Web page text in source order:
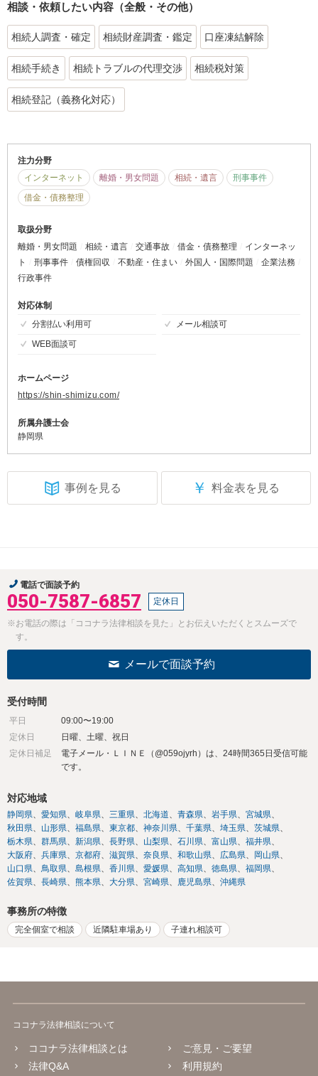
相談・依頼したい内容（全般・その他）
相続人調査・確定 相続財産調査・鑑定 口座凍結解除
相続手続き 相続トラブルの代理交渉 相続税対策
相続登記（義務化対応）
注力分野
インターネット
離婚・男女問題 相続・遺言
刑事事件
借金・債務整理
取扱分野
離婚・男女問題
相続・遺言 交通事故 借金・債務整理
インターネッ
ト
刑事事件 債権回収 不動産・住まい 外国人・国際問題
企業法務
行政事件
対応体制
分割払い利用可
メール相談可
WEB面談可
ホームページ
https://shin-shimizu.com/
所属弁護士会
静岡県
事例を見る ￥ 料金表を見る
電話で面談予約
050-7587-6857 定休日
※お電話の際は「ココナラ法律相談を見た」とお伝えいただくとスムーズで
す。
メールで面談予約
受付時間
平日
09:00〜19:00
定休日
日曜、土曜、祝日
定休日補足
電子メール・ＬＩＮＥ（@059ojyrh）は、24時間365日受信可能
です。
対応地域
静岡県 愛知県 岐阜県 三重県 北海道 青森県 岩手県
宮城県
秋田県
山形県 福島県 東京都 神奈川県 千葉県 埼玉県
茨城県
栃木県
群馬県 新潟県 長野県 山梨県 石川県 富山県
福井県
大阪府
兵庫県 京都府 滋賀県 奈良県 和歌山県 広島県
岡山県
山口県
鳥取県 島根県 香川県 愛媛県 高知県 徳島県
福岡県
佐賀県
長崎県 熊本県 大分県 宮崎県 鹿児島県 沖縄県
事務所の特徴
完全個室で相談 近隣駐車場あり 子連れ相談可
ココナラ法律相談について
ココナラ法律相談とは
法律Q&A
ご意見・ご要望
利用規約